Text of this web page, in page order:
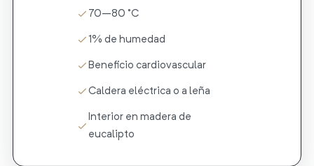
70–80 °C
1% de humedad
Beneficio cardiovascular
Caldera eléctrica o a leña
Interior en madera de
eucalipto